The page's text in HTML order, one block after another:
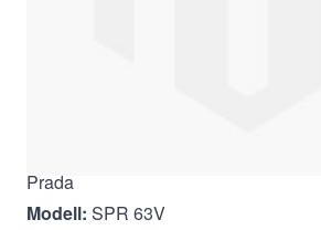
Prada
Modell: SPR 63V